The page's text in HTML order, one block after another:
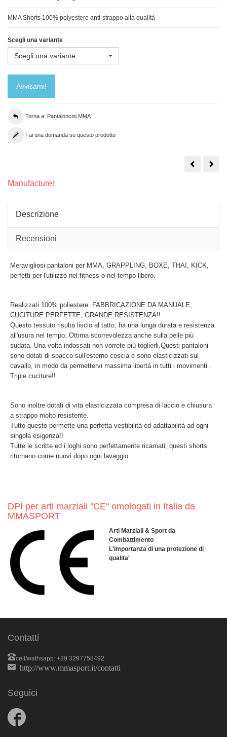
MMA Shorts 100% polyestere anti-strappo alta qualità
Scegli una variante
Scegli una variante
Avvisami!
Torna a: Pantaloncini MMA
Fai una domanda su questo prodotto
COD.
Manufacturer
Descrizione
Recensioni
Meravigliosi pantaloni per MMA, GRAPPLING, BOXE, THAI, KICK,
perfetti per l'utilizzo nel fitness o nel tempo libero.
Realizzati 100% poliestere. FABBRICAZIONE DA MANUALE,
CUCITURE PERFETTE, GRANDE RESISTENZA!!
Questo tessuto risulta liscio al tatto, ha una lunga durata e resistenza
all'usura nel tempo. Ottima scorrevolezza anche sulla pelle più
sudata. Una volta indossati non vorrete più toglierli.Questi pantaloni
sono dotati di spacco sull'esterno coscia e sono elasticizzati sul
cavallo, in modo da permettervi massima libertà in tutti i movimenti .
Triple cuciture!!
Sono inoltre dotati di vita elasticizzata compresa di laccio e chiusura
a strappo molto resistente.
Tutto questo permette una perfetta vestibilità ed adattabilità ad ogni
singola esigenza!!
Tutte le scritte ed i loghi sono perfettamente ricamati, questi shorts
ritornano come nuovi dopo ogni lavaggio.
DPI per arti marziali "CE" omologati in Italia da
MMASPORT
Arti Marziali & Sport da
Combattimento
L'importanza di una protezione di
qualita'
Contatti
cell/wathsapp: +39 3297758492
http://www.mmasport.it/contatti
Seguici
us